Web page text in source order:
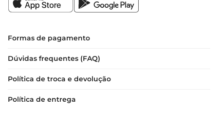
Formas de pagamento
Dúvidas frequentes (FAQ)
Política de troca e devolução
Política de entrega